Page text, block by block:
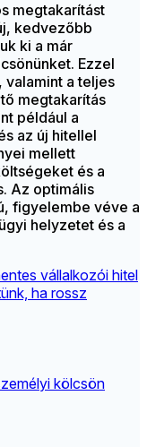
megtakarítást
kedvezőbb
ki a már
Ezzel
a teljes
megtakarítás
például a
az új hitellel
mellett
és a
Az optimális
figyelembe véve a
helyzetet és a
vállalkozói hitel
ha rossz
kölcsön